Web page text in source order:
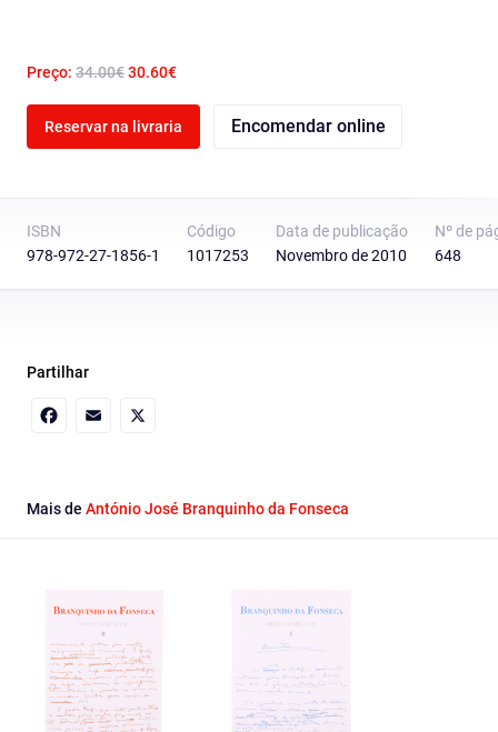
Preço: 34.00€30.60€
Reservar na livraria Encomendar online
ISBN
978-972-27-1856-1
Código
1017253
Data de publicação
Novembro de 2010
Nº de
648
Partilhar
Mais de António José Branquinho da Fonseca